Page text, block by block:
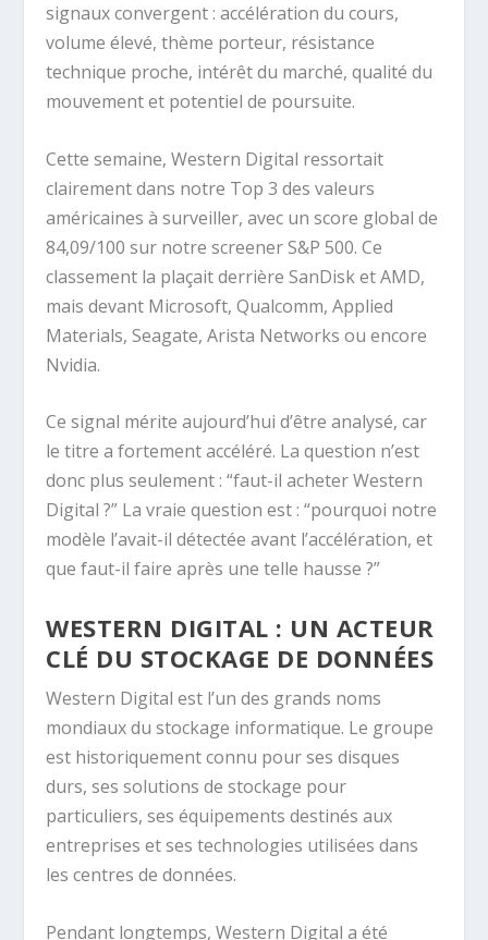
signaux convergent : accélération du cours,
volume élevé, thème porteur, résistance
technique proche, intérêt du marché, qualité du
mouvement et potentiel de poursuite.
Cette semaine, Western Digital ressortait
clairement dans notre Top 3 des valeurs
américaines à surveiller, avec un score global de
84,09/100 sur notre screener S&P 500. Ce
classement la plaçait derrière SanDisk et AMD,
mais devant Microsoft, Qualcomm, Applied
Materials, Seagate, Arista Networks ou encore
Nvidia.
Ce signal mérite aujourd’hui d’être analysé, car
le titre a fortement accéléré. La question n’est
donc plus seulement : “faut-il acheter Western
Digital ?” La vraie question est : “pourquoi notre
modèle l’avait-il détectée avant l’accélération, et
que faut-il faire après une telle hausse ?”
WESTERN DIGITAL : UN ACTEUR
CLÉ DU STOCKAGE DE DONNÉES
Western Digital est l’un des grands noms
mondiaux du stockage informatique. Le groupe
est historiquement connu pour ses disques
durs, ses solutions de stockage pour
particuliers, ses équipements destinés aux
entreprises et ses technologies utilisées dans
les centres de données.
Pendant longtemps, Western Digital a été